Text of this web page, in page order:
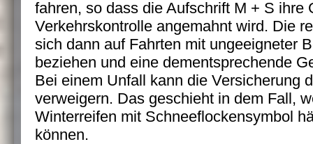
fahren, so dass die Aufschrift M + S ihre
Verkehrskontrolle angemahnt wird. Die
sich dann auf Fahrten mit ungeeigneter
beziehen und eine dementsprechende
Bei einem Unfall kann die Versicherung
verweigern. Das geschieht in dem Fall,
Winterreifen mit Schneeflockensymbol
können.